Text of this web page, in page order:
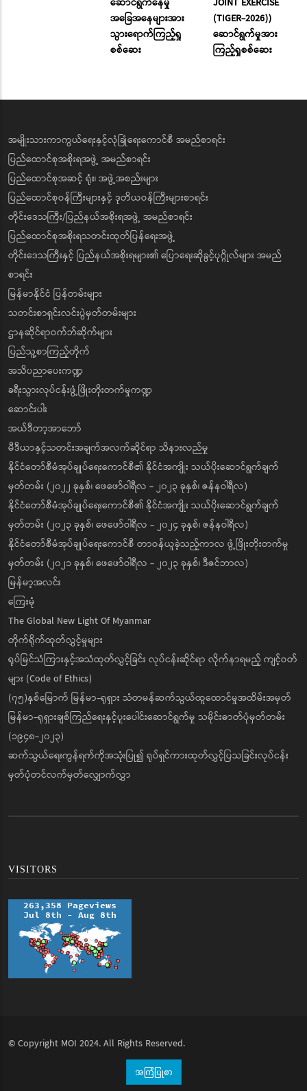
အခြေအနေများအား
သွားရောက်ကြည့်ရှု
စစ်ဆေး
(TIGER-2026))
ဆောင်ရွက်မှုအား
ကြည့်ရှုစစ်ဆေး
အမျိုးသားကာကွယ်ရေးနှင့်လုံခြုံရေးကောင်စီ အမည်စာရင်း
ပြည်ထောင်စုအစိုးရအဖွဲ့ အမည်စာရင်း
ပြည်ထောင်စုအဆင့် ရုံး၊ အဖွဲ့အစည်းများ
ပြည်ထောင်စုဝန်ကြီးများနှင့် ဒုတိယဝန်ကြီးများစာရင်း
တိုင်းဒေသကြီး/ပြည်နယ်အစိုးရအဖွဲ့ အမည်စာရင်း
ပြည်ထောင်စုအစိုးရသတင်းထုတ်ပြန်ရေးအဖွဲ့
တိုင်းဒေသကြီးနှင့် ပြည်နယ်အစိုးရများ၏ ပြောရေးဆိုခွင့်ပုဂ္ဂိုလ်များ အမည်
စာရင်း
မြန်မာနိုင်ငံ ပြန်တမ်းများ
သတင်းစာရှင်းလင်းပွဲမှတ်တမ်းများ
ဌာနဆိုင်ရာဝက်ဘ်ဆိုက်များ
ပြည်သူ့စာကြည့်တိုက်
အသိပညာပေးကဏ္ဍ
ခရီးသွားလုပ်ငန်းဖွံ့ဖြိုးတိုးတက်မှုကဏ္ဍ
ဆောင်းပါး
အယ်ဒီတာ့အာဘော်
မီဒီယာနှင့်သတင်းအချက်အလက်ဆိုင်ရာ သိနားလည်မှု
နိုင်ငံတော်စီမံအုပ်ချုပ်ရေးကောင်စီ၏ နိုင်ငံအကျိုး သယ်ပိုးဆောင်ရွက်ချက်
မှတ်တမ်း (၂၀၂၂ ခုနှစ်၊ ဖေဖော်ဝါရီလ - ၂၀၂၃ ခုနှစ်၊ ဇန်နဝါရီလ)
နိုင်ငံတော်စီမံအုပ်ချုပ်ရေးကောင်စီ၏ နိုင်ငံအကျိုး သယ်ပိုးဆောင်ရွက်ချက်
မှတ်တမ်း (၂၀၂၃ ခုနှစ်၊ ဖေဖော်ဝါရီလ - ၂၀၂၄ ခုနှစ်၊ ဇန်နဝါရီလ)
နိုင်ငံတော်စီမံအုပ်ချုပ်ရေးကောင်စီ တာဝန်ယူခဲ့သည့်ကာလ ဖွံ့ဖြိုးတိုးတက်မှု
မှတ်တမ်း (၂၀၂၁ ခုနှစ်၊ ဖေဖော်ဝါရီလ - ၂၀၂၃ ခုနှစ်၊ ဒီဇင်ဘာလ)
မြန်မာ့အလင်း
ကြေးမုံ
The Global New Light Of Myanmar
တိုက်ရိုက်ထုတ်လွှင့်မှုများ
ရုပ်မြင်သံကြားနှင့်အသံထုတ်လွှင့်ခြင်း လုပ်ငန်းဆိုင်ရာ လိုက်နာရမည့် ကျင့်ဝတ်
များ (Code of Ethics)
(၇၅)နှစ်မြောက် မြန်မာ-ရုရှား သံတမန်ဆက်သွယ်ထူထောင်မှုအထိမ်းအမှတ်
မြန်မာ-ရုရှားချစ်ကြည်ရေးနှင့်ပူးပေါင်းဆောင်ရွက်မှု သမိုင်းဓာတ်ပုံမှတ်တမ်း
(၁၉၄၈-၂၀၂၃)
ဆက်သွယ်ရေးကွန်ရက်ကိုအသုံးပြု၍ ရုပ်ရှင်ကားထုတ်လွှင့်ပြသခြင်းလုပ်ငန်း
မှတ်ပုံတင်လက်မှတ်လျှောက်လွှာ
VISITORS
© Copyright MOI 2024. All Rights Reserved.
အကြံပြုစာ